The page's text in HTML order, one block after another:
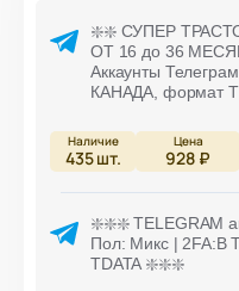
❇️❇️ СУПЕР
ОТ 16 до 36
Аккаунты
КАНАДА, формат
435шт. 928 ₽
❇️❇️❇️ TELEGRAM
Пол: Микс |
TDATA ❇️❇️❇️